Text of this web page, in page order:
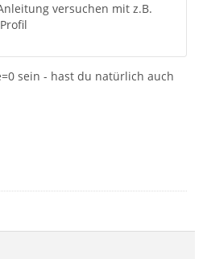
versuchen mit z.B.
sein - hast du natürlich auch